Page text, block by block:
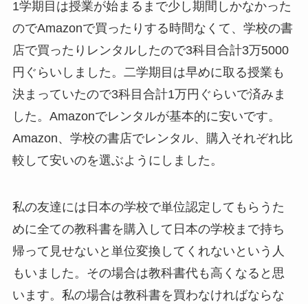
1学期目は授業が始まるまで少し期間しかなかった
のでAmazonで買ったりする時間なくて、学校の書
店で買ったりレンタルしたので3科目合計3万5000
円ぐらいしました。二学期目は早めに取る授業も
決まっていたので3科目合計1万円ぐらいで済みま
した。Amazonでレンタルが基本的に安いです。
Amazon、学校の書店でレンタル、購入それぞれ比
較して安いのを選ぶようにしました。
私の友達には日本の学校で単位認定してもらうた
めに全ての教科書を購入して日本の学校まで持ち
帰って見せないと単位変換してくれないという人
もいました。その場合は教科書代も高くなると思
います。私の場合は教科書を買わなければならな